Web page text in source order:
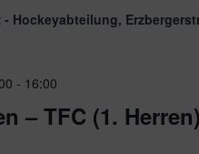
- Hockeyabteilung,
– TFC (1. Herren)
- 16:00